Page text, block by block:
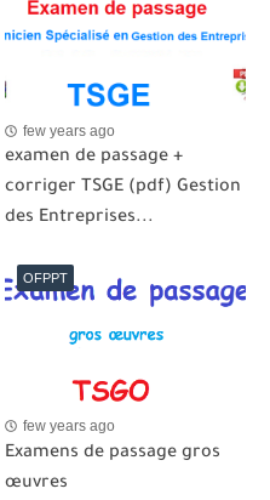
few years ago
examen de passage +
corriger TSGE (pdf) Gestion
des Entreprises...
OFPPT
few years ago
Examens de passage gros
œuvres